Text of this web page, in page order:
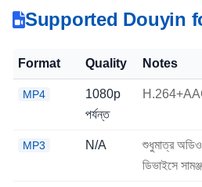
Supported Douyin
Format Quality Notes
MP4
1080p
পর্যন্ত
MP3 N/A
শুধুমাত্র
ডিভাইসে